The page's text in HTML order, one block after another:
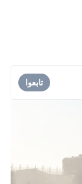
تابعوا